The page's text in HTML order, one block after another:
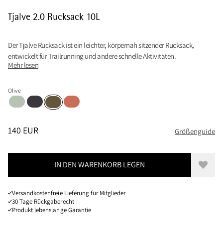
Tjalve 2.0 Rucksack 10L
Der Tjalve Rucksack ist ein leichter, körpernah sitzender Rucksack,
entwickelt für Trailrunning und andere schnelle Aktivitäten.
Mehr lesen
Olive
Sea Foam
RavenOliveCloud Berry
PREIS: 140 EUR, REDUZIERT VON 140 EUR
140 EUR Größenguide
IN DEN WARENKORB LEGEN Zur
Versandkostenfreie Lieferung für Mitglieder
30 Tage Rückgaberecht
Produkt lebenslange Garantie